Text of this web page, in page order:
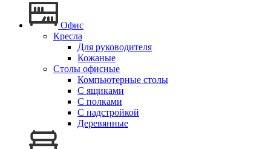
Офис
Кресла
Для руководителя
Кожаные
Столы офисные
Компьютерные столы
С ящиками
С полками
С надстройкой
Деревянные